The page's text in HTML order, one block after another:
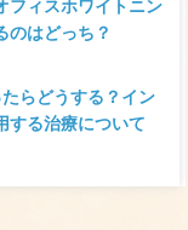
フィスホワイトニン
のはどっち？
らどうする？イン
する治療について